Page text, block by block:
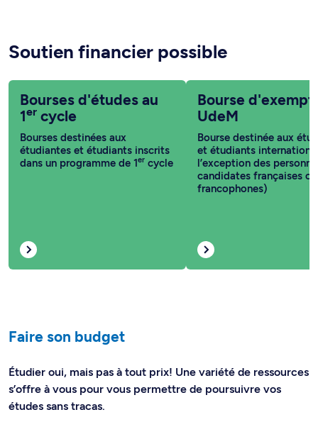
Soutien financier possible
Bourses d'études au
1er cycle
Bourses destinées aux
étudiantes et étudiants inscrits
dans un programme de 1er cycle
Bourse
UdeM
Bourse destinée aux
et étudiants
l’exception des
candidates françaises
francophones)
Faire son budget
Étudier oui, mais pas à tout prix! Une variété de ressources
s’offre à vous pour vous permettre de poursuivre vos
études sans tracas.